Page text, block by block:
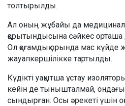
толтырылды.
Ал оның жұбайы да
қорытындысына сәйкес
Ол қоғамдық орында мас күйде
жауапкершілікке тартылды.
Күдікті уақытша ұстау
кейін де тынышталмай,
сындырған. Осы әрекеті үшін